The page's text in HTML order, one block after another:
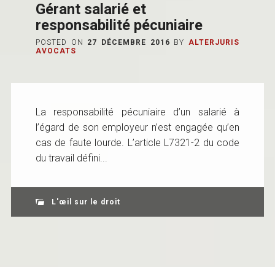
Gérant salarié et
responsabilité pécuniaire
POSTED ON 27 DÉCEMBRE 2016 BY ALTERJURIS
AVOCATS
La responsabilité pécuniaire d’un salarié à
l’égard de son employeur n’est engagée qu’en
cas de faute lourde. L’article L7321-2 du code
du travail défini...
L'œil sur le droit